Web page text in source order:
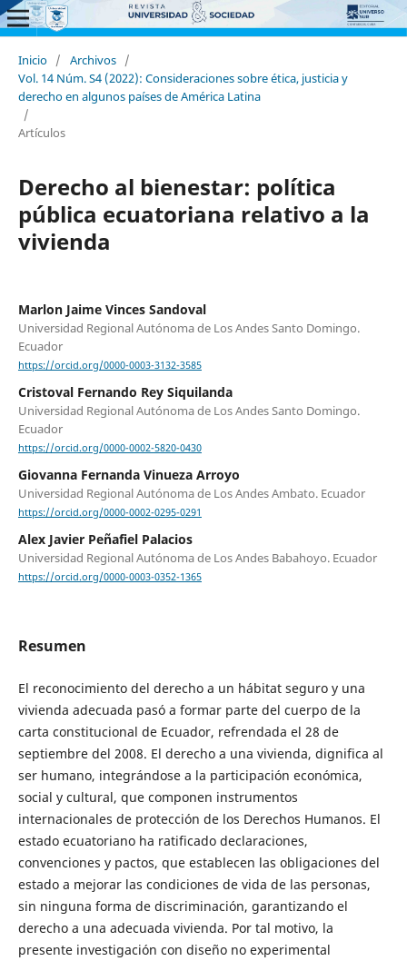
Inicio / Archivos /
Vol. 14 Núm. S4 (2022): Consideraciones sobre ética, justicia y
derecho en algunos países de América Latina
/
Artículos
Derecho al bienestar: política
pública ecuatoriana relativo a la
vivienda
Marlon Jaime Vinces Sandoval
Universidad Regional Autónoma de Los Andes Santo Domingo.
Ecuador
https://orcid.org/0000-0003-3132-3585
Cristoval Fernando Rey Siquilanda
Universidad Regional Autónoma de Los Andes Santo Domingo.
Ecuador
https://orcid.org/0000-0002-5820-0430
Giovanna Fernanda Vinueza Arroyo
Universidad Regional Autónoma de Los Andes Ambato. Ecuador
https://orcid.org/0000-0002-0295-0291
Alex Javier Peñafiel Palacios
Universidad Regional Autónoma de Los Andes Babahoyo. Ecuador
https://orcid.org/0000-0003-0352-1365
Resumen
El reconocimiento del derecho a un hábitat seguro y una
vivienda adecuada pasó a formar parte del cuerpo de la
carta constitucional de Ecuador, refrendada el 28 de
septiembre del 2008. El derecho a una vivienda, dignifica al
ser humano, integrándose a la participación económica,
social y cultural, que componen instrumentos
internacionales de protección de los Derechos Humanos. El
estado ecuatoriano ha ratificado declaraciones,
convenciones y pactos, que establecen las obligaciones del
estado a mejorar las condiciones de vida de las personas,
sin ninguna forma de discriminación, garantizando el
derecho a una adecuada vivienda. Por tal motivo, la
presente investigación con diseño no experimental